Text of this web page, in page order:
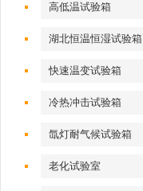
高低温试验箱
湖北恒温恒湿试验箱
快速温变试验箱
冷热冲击试验箱
氙灯耐气候试验箱
老化试验室